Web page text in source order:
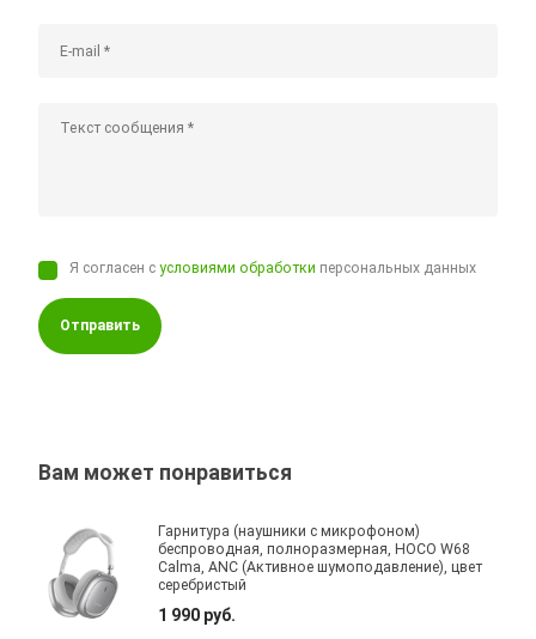
Я согласен сусловиями обработки персональных данных
Отправить
Вам может понравиться
Гарнитура (наушники с микрофоном)
беспроводная, полноразмерная, HOCO W68
Calma, ANC (Активное шумоподавление), цвет
серебристый
1 990 руб.